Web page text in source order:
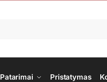
Patarimai Pristatymas